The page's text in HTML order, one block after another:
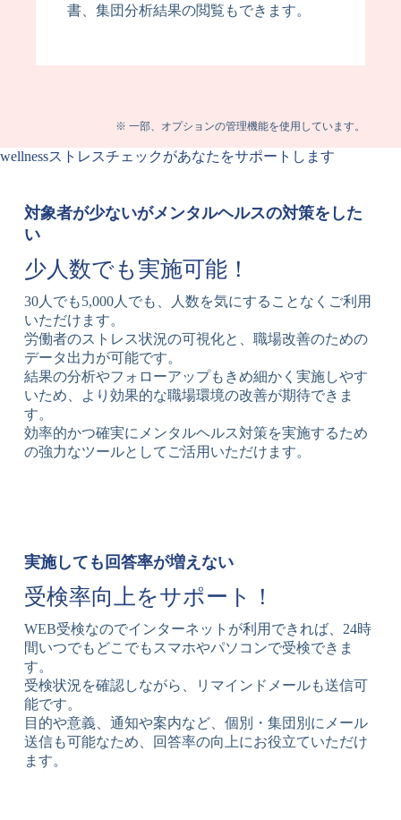
書、集団分析結果の閲覧もできます。
※ 一部、オプションの管理機能を使用しています。
wellnessストレスチェックがあなたをサポートします
対象者が少ないがメンタルヘルスの対策をした
い
少人数でも実施可能！
30人でも5,000人でも、人数を気にすることなくご利用
いただけます。
労働者のストレス状況の可視化と、職場改善のための
データ出力が可能です。
結果の分析やフォローアップもきめ細かく実施しやす
いため、より効果的な職場環境の改善が期待できま
す。
効率的かつ確実にメンタルヘルス対策を実施するため
の強力なツールとしてご活用いただけます。
実施しても回答率が増えない
受検率向上をサポート！
WEB受検なのでインターネットが利用できれば、24時
間いつでもどこでもスマホやパソコンで受検できま
す。
受検状況を確認しながら、リマインドメールも送信可
能です。
目的や意義、通知や案内など、個別・集団別にメール
送信も可能なため、回答率の向上にお役立ていただけ
ます。